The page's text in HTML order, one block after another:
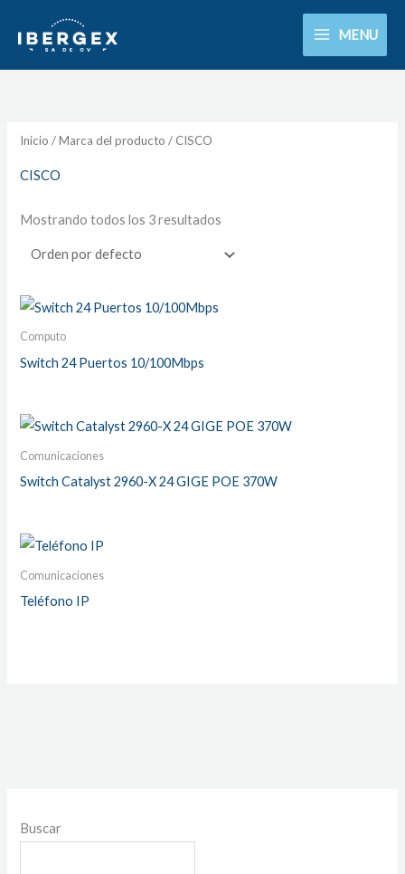
MENU
Buscar
Inicio / Marca del producto / CISCO
CISCO
Mostrando todos los 3 resultados
Computo
Switch 24 Puertos 10/100Mbps
Comunicaciones
Switch Catalyst 2960-X 24 GIGE POE 370W
Comunicaciones
Teléfono IP